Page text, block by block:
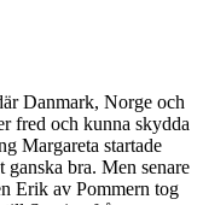
Danmark, Norge och
fred och kunna skydda
Margareta startade
bra. Men senare
Erik av Pommern tog